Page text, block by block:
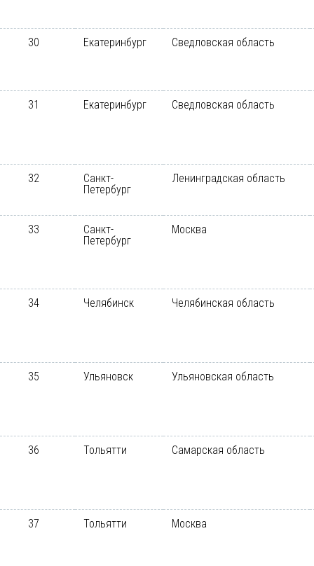
30 Екатеринбург Сведловская область
31 Екатеринбург Сведловская область
32
Санкт-
Петербург
Ленинградская область
33
Санкт-
Петербург
Москва
34 Челябинск Челябинская область
35 Ульяновск Ульяновская область
36 Тольятти Самарская область
37 Тольятти Москва